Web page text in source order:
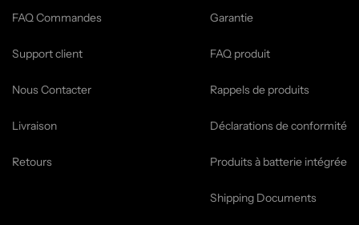
FAQ Commandes
Support client
Nous Contacter
Livraison
Retours
Garantie
FAQ produit
Rappels de produits
Déclarations de conformité
Produits à batterie intégrée
Shipping Documents